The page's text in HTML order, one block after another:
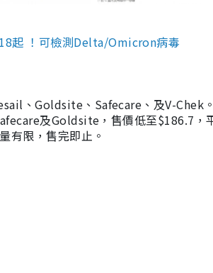
起 ！可檢測Delta/Omicron病毒
、Goldsite、Safecare、及V-Chek
及Goldsite，售價低至$186.7，
有限，售完即止。